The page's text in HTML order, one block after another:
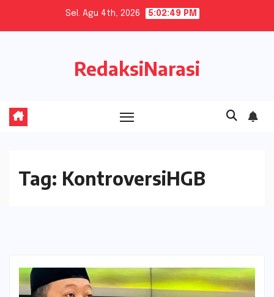
Sel. Agu 4th, 2026 5:02:50 PM
RedaksiNarasi
Tag: KontroversiHGB